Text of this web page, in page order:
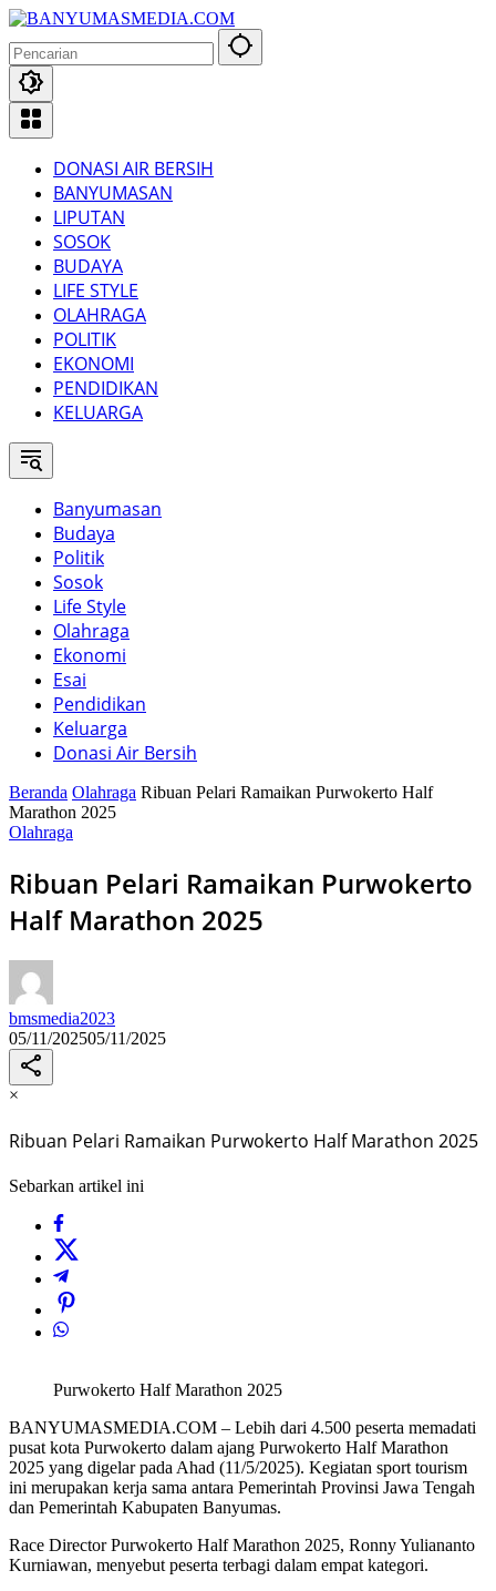
Langsung
konten
DONASI AIR BERSIH
BANYUMASAN
LIPUTAN
SOSOK
BUDAYA
LIFE STYLE
OLAHRAGA
POLITIK
EKONOMI
PENDIDIKAN
KELUARGA
Banyumasan
Budaya
Politik
Sosok
Life Style
Olahraga
Ekonomi
Esai
Pendidikan
Keluarga
Donasi Air Bersih
Beranda Olahraga Ribuan Pelari Ramaikan Purwokerto Half
Marathon 2025
Olahraga
Ribuan Pelari Ramaikan Purwokerto
Half Marathon 2025
bmsmedia2023
05/11/202505/11/2025
×
Ribuan Pelari Ramaikan Purwokerto Half Marathon 2025
Sebarkan artikel ini
Purwokerto Half Marathon 2025
BANYUMASMEDIA.COM – Lebih dari 4.500 peserta memadati
pusat kota Purwokerto dalam ajang Purwokerto Half Marathon
2025 yang digelar pada Ahad (11/5/2025). Kegiatan sport tourism
ini merupakan kerja sama antara Pemerintah Provinsi Jawa Tengah
dan Pemerintah Kabupaten Banyumas.
Race Director Purwokerto Half Marathon 2025, Ronny Yuliananto
Kurniawan, menyebut peserta terbagi dalam empat kategori.